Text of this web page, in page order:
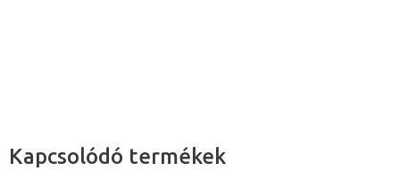
Kapcsolódó termékek